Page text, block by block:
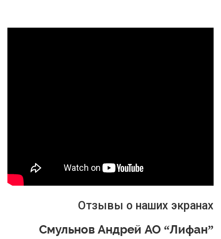
Отзывы о наших экранах
Смульнов Андрей АО “Лифан”